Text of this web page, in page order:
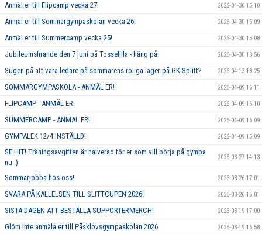
Anmäl er till Flipcamp vecka 27! 2026-04-30 15:10
Anmäl er till Sommargympaskolan vecka 26! 2026-04-30 15:09
Anmäl er till Summercamp vecka 25! 2026-04-30 15:08
Jubileumsfirande den 7 juni på Tosselilla - häng på! 2026-04-30 13:56
Sugen på att vara ledare på sommarens roliga läger på GK Splitt? 2026-04-13 18:25
SOMMARGYMPASKOLA - ANMÄL ER! 2026-04-09 16:11
FLIPCAMP - ANMÄL ER! 2026-04-09 16:10
SUMMERCAMP - ANMÄL ER! 2026-04-09 16:09
GYMPALEK 12/4 INSTÄLLD! 2026-04-09 15:09
SE HIT! Träningsavgiften är halverad för er som vill börja på gympa
nu :)
2026-03-27 14:13
Sommarjobba hos oss! 2026-03-26 17:01
SVARA PÅ KALLELSEN TILL SLITTCUPEN 2026! 2026-03-26 15:01
SISTA DAGEN ATT BESTÄLLA SUPPORTERMERCH! 2026-03-19 17:00
Glöm inte anmäla er till Påsklovsgympaskolan 2026 2026-03-19 16:58